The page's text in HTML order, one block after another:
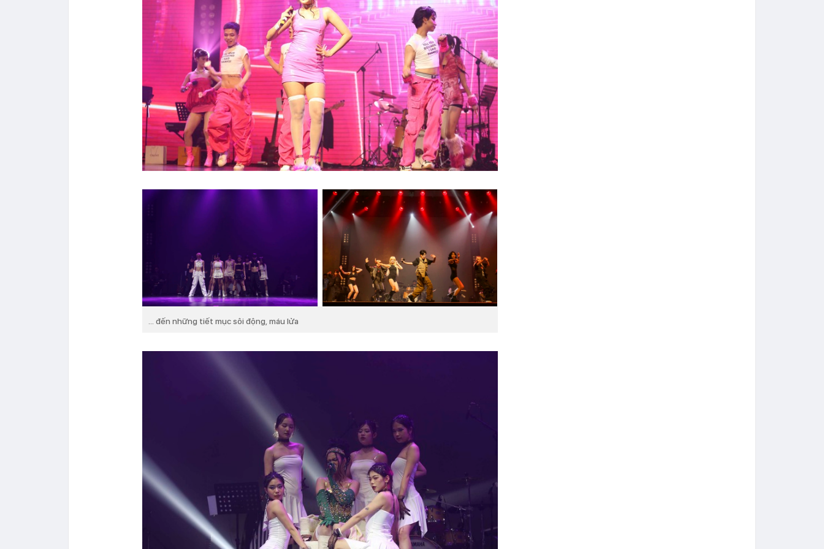
... đến những tiết mục sôi động, máu lửa